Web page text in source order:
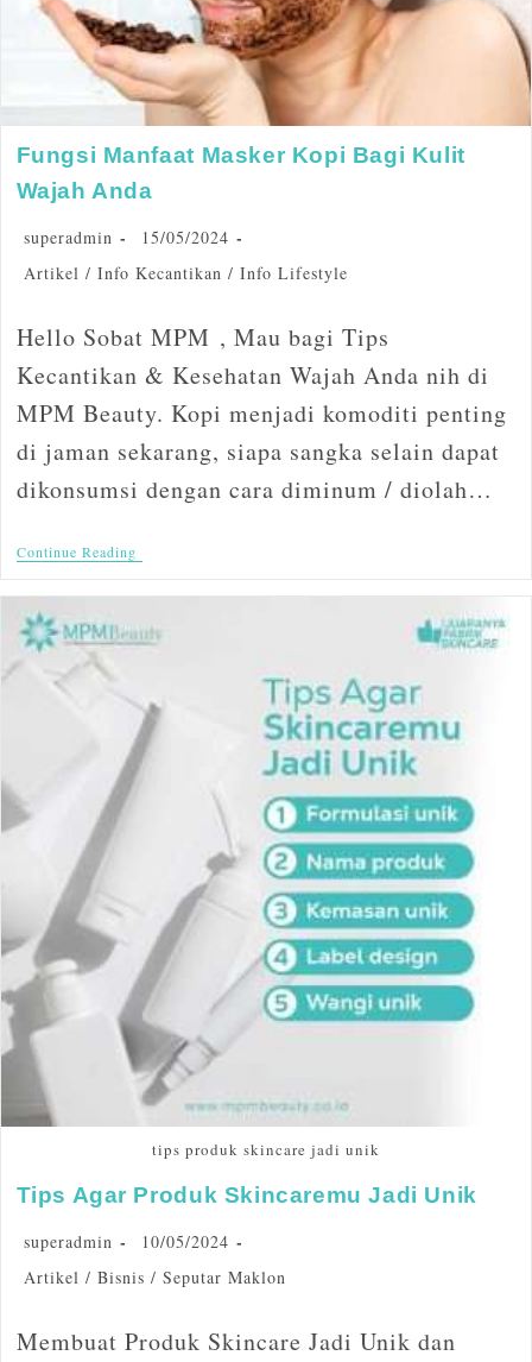
Fungsi Manfaat Masker Kopi Bagi Kulit
Wajah Anda
superadmin
15/05/2024
Artikel / Info Kecantikan / Info Lifestyle
Hello Sobat MPM , Mau bagi Tips
Kecantikan & Kesehatan Wajah Anda nih di
MPM Beauty. Kopi menjadi komoditi penting
di jaman sekarang, siapa sangka selain dapat
dikonsumsi dengan cara diminum / diolah…
Continue Reading
tips produk skincare jadi unik
Tips Agar Produk Skincaremu Jadi Unik
superadmin
10/05/2024
Artikel / Bisnis / Seputar Maklon
Membuat Produk Skincare Jadi Unik dan